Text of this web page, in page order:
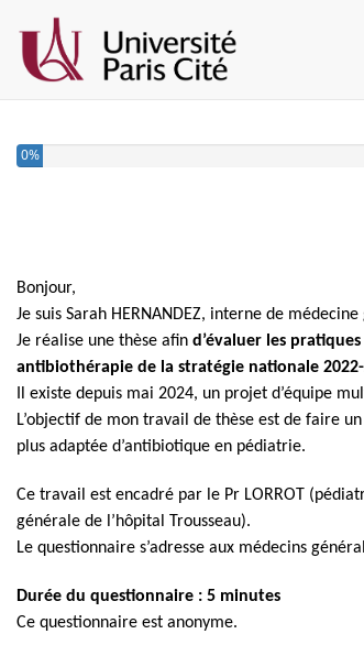
0%
Bonjour,
Je suis Sarah HERNANDEZ, interne de
Je réalise une thèse afin d’évaluer les
antibiothérapie de la stratégie nationale
Il existe depuis mai 2024, un projet d’équipe
L’objectif de mon travail de thèse est de faire
plus adaptée d’antibiotique en pédiatrie.
Ce travail est encadré par le Pr LORROT
générale de l’hôpital Trousseau).
Le questionnaire s’adresse aux médecins
Durée du questionnaire : 5 minutes
Ce questionnaire est anonyme.